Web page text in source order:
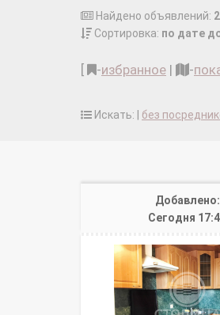
Найдено объявлений: 2
Сортировка: по дате
-избранное | -
Искать: | без
Добавлено:
Сегодня